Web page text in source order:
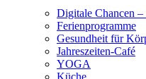
Navigation
überspringen
Digitale Chancen –
Ferienprogramme
Gesundheit für
Jahreszeiten-Café
YOGA
Küche